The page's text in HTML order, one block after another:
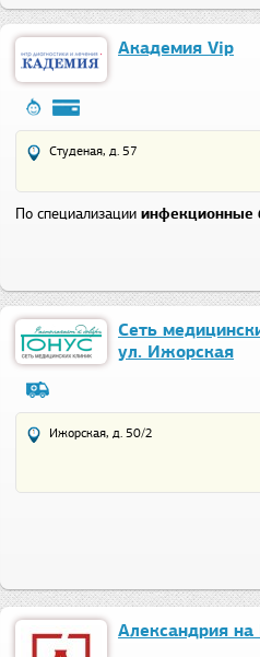
Академия Vip
Студеная, д. 57
По специализации инфекционные
Сеть
ул. Ижорская
Ижорская, д. 50/2
Александрия на